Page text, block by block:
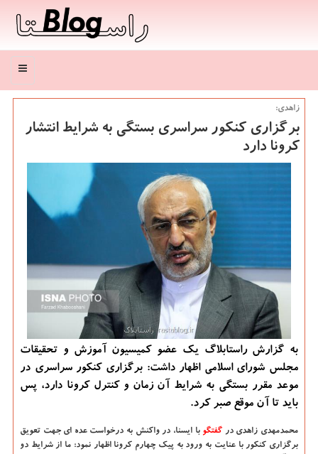
منو
زاهدی:
برگزاری كنكور سراسری بستگی به شرایط انتشار
كرونا دارد
به گزارش راستابلاگ یک عضو کمیسیون آموزش و تحقیقات
مجلس شورای اسلامی اظهار داشت: برگزاری کنکور سراسری در
موعد مقرر بستگی به شرایط آن زمان و کنترل کرونا دارد، پس
باید تا آن موقع صبر کرد.
محمدمهدی زاهدی در گفتگو با ایسنا، در واکنش به درخواست عده ای جهت تعویق
برگزاری کنکور با عنایت به ورود به پیک چهارم کرونا اظهار نمود: ما از شرایط دو